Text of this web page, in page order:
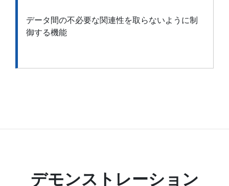
データ間の不必要な関連性を取らないように制
御する機能
デモンストレーション